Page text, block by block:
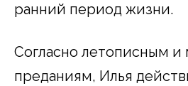
ранний период жизни.
Согласно летописным
преданиям, Илья